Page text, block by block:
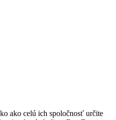
ako celú ich spoločnosť určite